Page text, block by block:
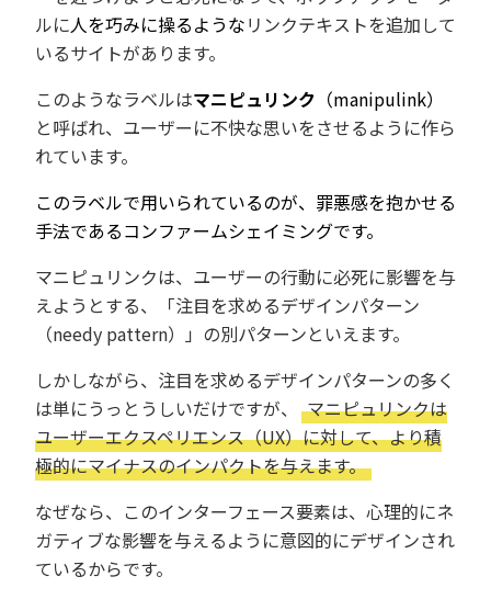
ルに人を巧みに操るようなリンクテキストを追加して
いるサイトがあります。
このようなラベルはマニピュリンク （manipulink）
と呼ばれ、ユーザーに不快な思いをさせるように作ら
れています。
このラベルで用いられているのが、罪悪感を抱かせる
手法であるコンファームシェイミングです。
マニピュリンクは、ユーザーの行動に必死に影響を与
えようとする、「注目を求めるデザインパターン
（needy pattern）」の別パターンといえます。
しかしながら、注目を求めるデザインパターンの多く
は単にうっとうしいだけですが、
マニピュリンクは
ユーザーエクスペリエンス（UX）に対して、より積
極的にマイナスのインパクトを与えます。
なぜなら、このインターフェース要素は、心理的にネ
ガティブな影響を与えるように意図的にデザインされ
ているからです。